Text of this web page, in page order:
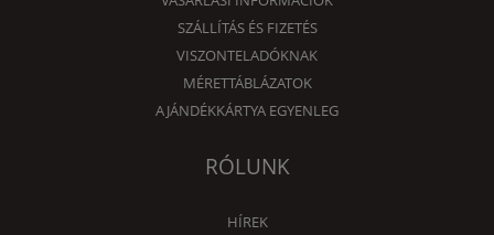
SZÁLLÍTÁS ÉS FIZETÉS
VISZONTELADÓKNAK
MÉRETTÁBLÁZATOK
AJÁNDÉKKÁRTYA EGYENLEG
RÓLUNK
HÍREK